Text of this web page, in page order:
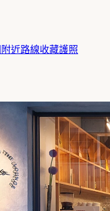
附近路線收藏護照